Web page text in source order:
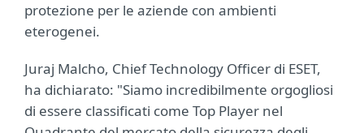
protezione per le aziende con ambienti
eterogenei.
Juraj Malcho, Chief Technology Officer di ESET,
ha dichiarato: "Siamo incredibilmente orgogliosi
di essere classificati come Top Player nel